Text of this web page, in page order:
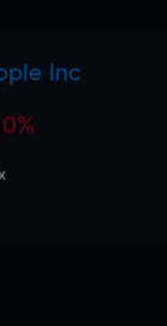
Inc
0%